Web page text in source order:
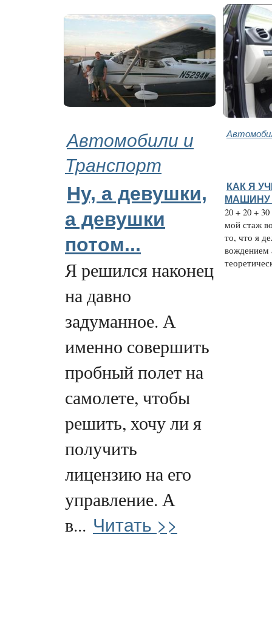
Автомобили и
Транспорт
Ну, а девушки,
а девушки
потом...
Я решился наконец
на давно
задуманное. А
именно совершить
пробный полет на
самолете, чтобы
решить, хочу ли я
получить
лицензию на его
управление. А
в... Читать >>
КАК Я
МАШИНУ
20 + 20 +
мой стаж
то, что я
вождением